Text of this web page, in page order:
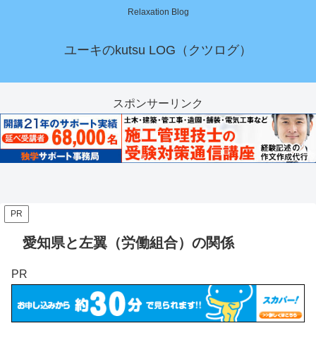
Relaxation Blog
ユーキのkutsu LOG（クツログ）
スポンサーリンク
PR
愛知県と左翼（労働組合）の関係
PR